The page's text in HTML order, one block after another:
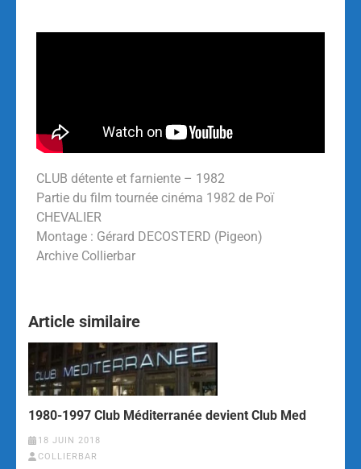
CLUB détente et farniente – 1982
Partie du film tournée cinéma 1982 de Poï
CHEVALIER
Montage : Gérard DECOSTERD (Pigeon)
Archive Collierbar
Article similaire
1980-1997 Club Méditerranée devient Club Med
18 JUIN 2018
COLLIERBAR